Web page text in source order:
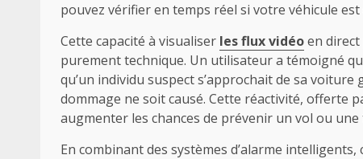
pouvez vérifier en temps réel si votre véhicule
Cette capacité à visualiser les flux vidéoen
purement technique. Un utilisateur a témoigné
qu’un individu suspect s’approchait de sa
dommage ne soit causé. Cette réactivité, offerte
augmenter les chances de prévenir un vol ou une
En combinant des systèmes d’alarme